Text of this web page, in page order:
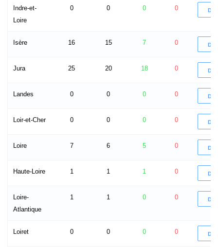
Indre-et-
Loire
0 0 0 0
Isère 16 15 7 0
Jura 25 20 18 0
Landes 0 0 0 0
Loir-et-Cher 0 0 0 0
Loire 7 6 5 0
Haute-Loire 1 1 1 0
Loire-
Atlantique
1 1 0 0
Loiret 0 0 0 0